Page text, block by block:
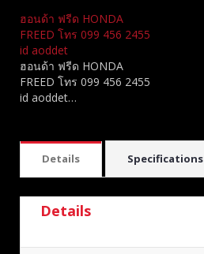
ฮอนด้า ฟรีด HONDA
FREED โทร 099 456 2455
id aoddet
ฮอนด้า ฟรีด HONDA
FREED โทร 099 456 2455
id aoddet…
Details Specifications
Details